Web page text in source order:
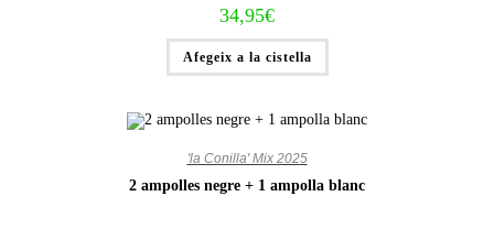
34,95€
Afegeix a la cistella
'la Conilla' Mix 2025
2 ampolles negre + 1 ampolla blanc